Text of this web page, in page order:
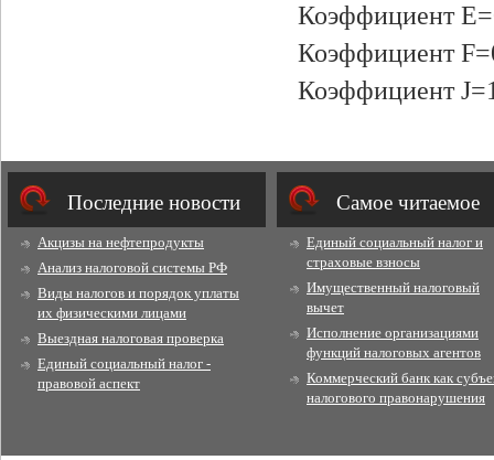
Коэффициент
Коэффициент
Коэффициент
Последние новости
Акцизы на нефтепродукты
Анализ налоговой системы РФ
Виды налогов и порядок уплаты
их физическими лицами
Выездная налоговая проверка
Единый социальный налог -
правовой аспект
Cамое читаемое
Единый социальный налог и
страховые взносы
Имущественный налоговый
вычет
Исполнение организациями
функций налоговых агентов
Коммерческий банк как
налогового правонарушения